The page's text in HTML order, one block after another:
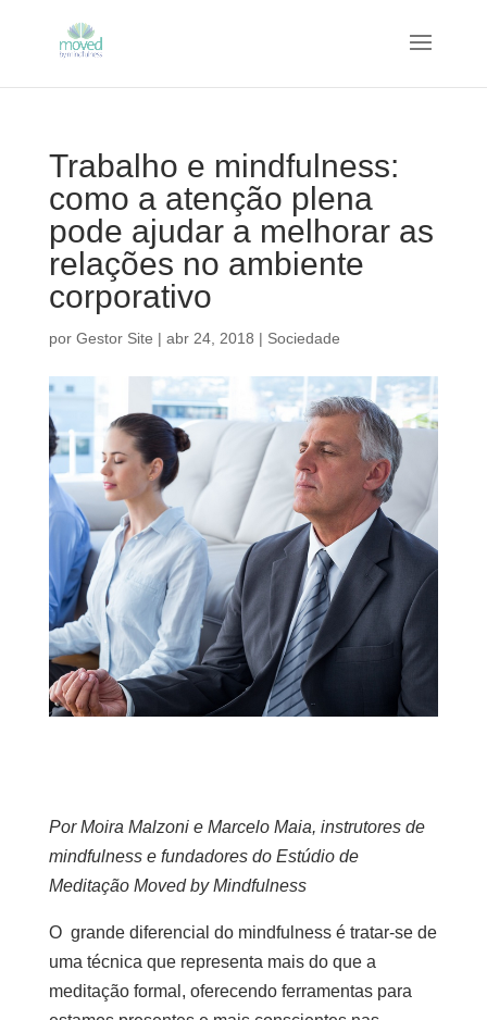
Trabalho e mindfulness:
como a atenção plena
pode ajudar a melhorar as
relações no ambiente
corporativo
por Gestor Site | abr 24, 2018 | Sociedade
Por Moira Malzoni e Marcelo Maia, instrutores de
mindfulness e fundadores do Estúdio de
Meditação Moved by Mindfulness
O grande diferencial do mindfulness é tratar-se de
uma técnica que representa mais do que a
meditação formal, oferecendo ferramentas para